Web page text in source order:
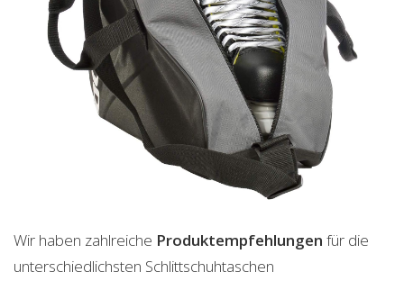
Wir haben zahlreiche Produktempfehlungen für die
unterschiedlichsten Schlittschuhtaschen